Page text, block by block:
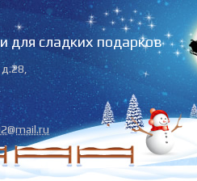
для сладких подарков